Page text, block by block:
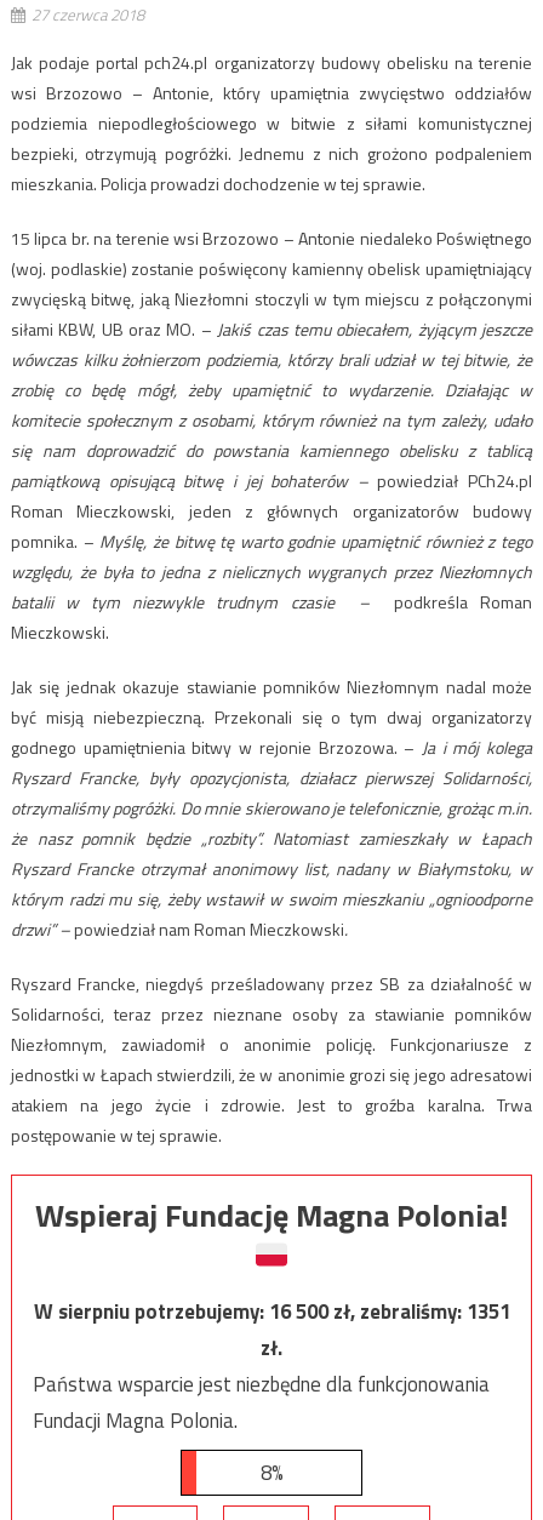
27 czerwca 2018
Jak podaje portal pch24.pl organizatorzy budowy obelisku na terenie
wsi Brzozowo – Antonie, który upamiętnia zwycięstwo oddziałów
podziemia niepodległościowego w bitwie z siłami komunistycznej
bezpieki, otrzymują pogróżki. Jednemu z nich grożono podpaleniem
mieszkania. Policja prowadzi dochodzenie w tej sprawie.
15 lipca br. na terenie wsi Brzozowo – Antonie niedaleko Poświętnego
(woj. podlaskie) zostanie poświęcony kamienny obelisk upamiętniający
zwycięską bitwę, jaką Niezłomni stoczyli w tym miejscu z połączonymi
siłami KBW, UB oraz MO. – Jakiś czas temu obiecałem, żyjącym jeszcze
wówczas kilku żołnierzom podziemia, którzy brali udział w tej bitwie, że
zrobię co będę mógł, żeby upamiętnić to wydarzenie. Działając w
komitecie społecznym z osobami, którym również na tym zależy, udało
się nam doprowadzić do powstania kamiennego obelisku z tablicą
pamiątkową opisującą bitwę i jej bohaterów –powiedział PCh24.pl
Roman Mieczkowski, jeden z głównych organizatorów budowy
pomnika. – Myślę, że bitwę tę warto godnie upamiętnić również z tego
względu, że była to jedna z nielicznych wygranych przez Niezłomnych
batalii w tym niezwykle trudnym czasie – podkreśla Roman
Mieczkowski.
Jak się jednak okazuje stawianie pomników Niezłomnym nadal może
być misją niebezpieczną. Przekonali się o tym dwaj organizatorzy
godnego upamiętnienia bitwy w rejonie Brzozowa. – Ja i mój kolega
Ryszard Francke, były opozycjonista, działacz pierwszej Solidarności,
otrzymaliśmy pogróżki. Do mnie skierowano je telefonicznie, grożąc m.in.
że nasz pomnik będzie „rozbity”. Natomiast zamieszkały w Łapach
Ryszard Francke otrzymał anonimowy list, nadany w Białymstoku, w
którym radzi mu się, żeby wstawił w swoim mieszkaniu „ognioodporne
drzwi” –powiedział nam Roman Mieczkowski.
Ryszard Francke, niegdyś prześladowany przez SB za działalność w
Solidarności, teraz przez nieznane osoby za stawianie pomników
Niezłomnym, zawiadomił o anonimie policję. Funkcjonariusze z
jednostki w Łapach stwierdzili, że w anonimie grozi się jego adresatowi
atakiem na jego życie i zdrowie. Jest to groźba karalna. Trwa
postępowanie w tej sprawie.
Wspieraj Fundację Magna Polonia!
W sierpniu potrzebujemy:16 500zł, zebraliśmy:1351
zł.
Państwa wsparcie jest niezbędne dla funkcjonowania
Fundacji Magna Polonia.
8%